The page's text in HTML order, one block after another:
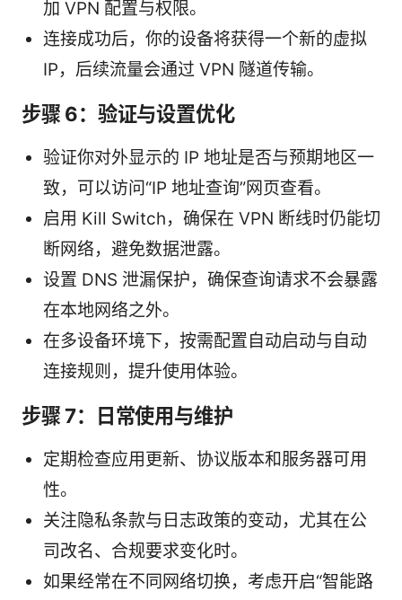
加 VPN 配置与权限。
连接成功后，你的设备将获得一个新的虚拟
IP，后续流量会通过 VPN 隧道传输。
步骤 6：验证与设置优化
验证你对外显示的 IP 地址是否与预期地区一
致，可以访问“IP 地址查询”网页查看。
启用 Kill Switch，确保在 VPN 断线时仍能切
断网络，避免数据泄露。
设置 DNS 泄漏保护，确保查询请求不会暴露
在本地网络之外。
在多设备环境下，按需配置自动启动与自动
连接规则，提升使用体验。
步骤 7：日常使用与维护
定期检查应用更新、协议版本和服务器可用
性。
关注隐私条款与日志政策的变动，尤其在公
司改名、合规要求变化时。
如果经常在不同网络切换，考虑开启“智能路